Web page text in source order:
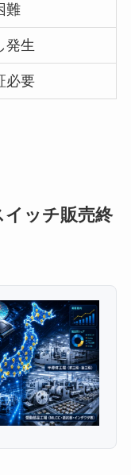
難
発生
必要
イッチ販売終